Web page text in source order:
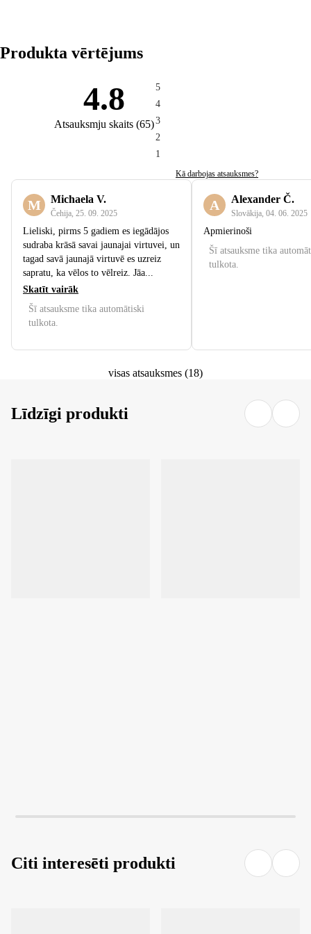
Produkta vērtējums
4.8
Atsauksmju skaits (65)
5
4
3
2
1
Kā darbojas atsauksmes?
M Michaela V.
Čehija 25. 09. 2025
Lieliski, pirms 5 gadiem es iegādājos
sudraba krāsā savai jaunajai virtuvei, un
tagad savā jaunajā virtuvē es uzreiz
sapratu, ka vēlos to vēlreiz. Jāa...
Skatīt vairāk
Šī atsauksme tika automātiski
tulkota.
A Alexander Č.
Slovākija 04. 06. 2025
Apmierinoši
Šī atsauksme tika
tulkota.
visas atsauksmes (18)
Līdzīgi produkti
Citi interesēti produkti